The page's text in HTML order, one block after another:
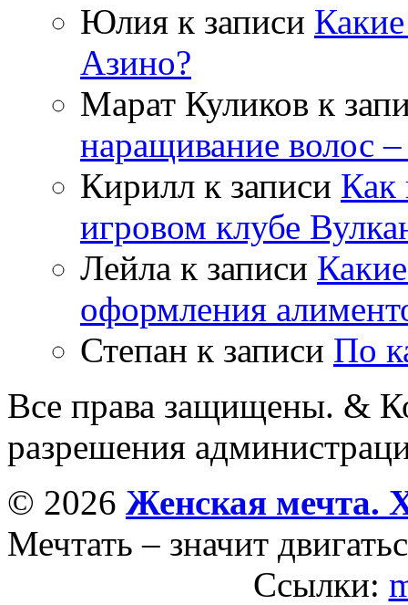
Юлия к записи
Азино?
Марат Куликов к
наращивание волос
Кирилл к записи Как
игровом клубе
Лейла к записи
оформления
Степан к записи По
Все права защищены. &
разрешения
© 2026 Женская мечта.
Мечтать – значит
Ссылки: